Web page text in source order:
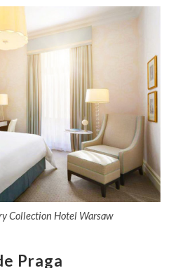
Collection Hotel Warsaw
Praga